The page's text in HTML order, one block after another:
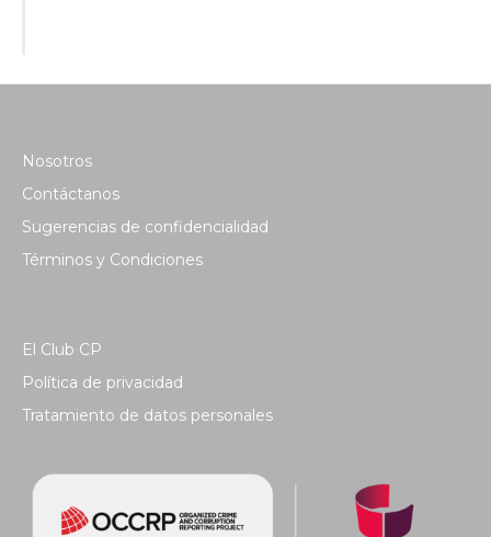
Nosotros
Contáctanos
Sugerencias de confidencialidad
Términos y Condiciones
El Club CP
Política de privacidad
Tratamiento de datos personales